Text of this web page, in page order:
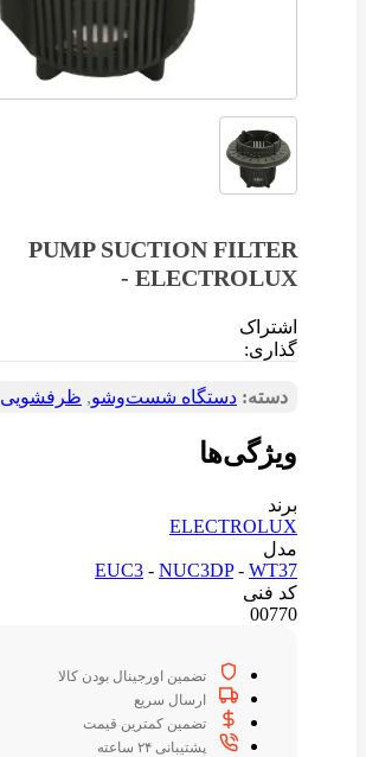
PUMP SUCTION FILTER
- ELECTROLUX
اشتراک
گذاری:
دسته: دستگاه شست‌و‌شو, ظرفشویی
ویژگی‌ها
برند
ELECTROLUX
مدل
EUC3 - NUC3DP- WT37
کد فنی
00770
تضمین اورجینال بودن کالا
ارسال سریع
تضمین کمترین قیمت
پشتیبانی ۲۴ ساعته